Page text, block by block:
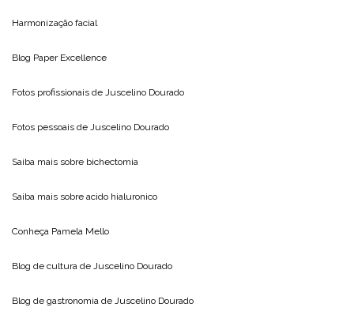
Harmonização facial
Blog Paper Excellence
Fotos profissionais de Juscelino Dourado
Fotos pessoais de Juscelino Dourado
Saiba mais sobre bichectomia
Saiba mais sobre acido hialuronico
Conheça Pamela Mello
Blog de cultura de Juscelino Dourado
Blog de gastronomia de Juscelino Dourado